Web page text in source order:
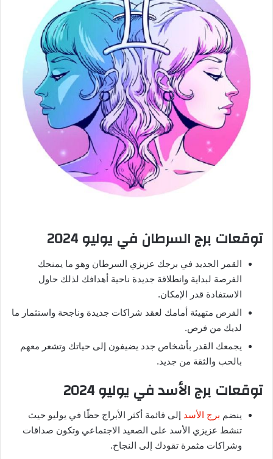
توقعات برج السرطان في يوليو 2024
القمر الجديد في برجك عزيزي السرطان وهو ما يمنحك
الفرصة لبداية وانطلاقة جديدة ناحية أهدافك لذلك حاول
الاستفادة قدر الإمكان.
الفرص متهيئة أمامك لعقد شراكات جديدة وناجحة واستثمار ما
لديك من فرص.
يجمعك القدر بأشخاص جدد يضيفون إلى حياتك وتشعر معهم
بالحب والثقة من جديد.
توقعات برج الأسد في يوليو 2024
ينضم برج الأسد إلى قائمة أكثر الأبراج حظًا في يوليو حيث
تنشط عزيزي الأسد على الصعيد الاجتماعي وتكون صداقات
وشراكات مثمرة تقودك إلى النجاح.